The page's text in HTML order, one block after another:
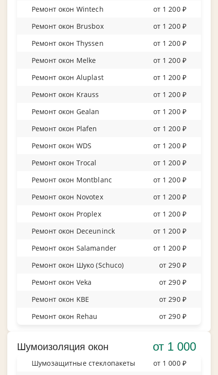
Ремонт окон Wintech
от 1 200 ₽
Ремонт окон Brusbox
от 1 200 ₽
Ремонт окон Thyssen
от 1 200 ₽
Ремонт окон Melke
от 1 200 ₽
Ремонт окон Aluplast
от 1 200 ₽
Ремонт окон Krauss
от 1 200 ₽
Ремонт окон Gealan
от 1 200 ₽
Ремонт окон Plafen
от 1 200 ₽
Ремонт окон WDS
от 1 200 ₽
Ремонт окон Trocal
от 1 200 ₽
Ремонт окон Montblanc
от 1 200 ₽
Ремонт окон Novotex
от 1 200 ₽
Ремонт окон Proplex
от 1 200 ₽
Ремонт окон Deceuninck
от 1 200 ₽
Ремонт окон Salamander
от 1 200 ₽
Ремонт окон Шуко (Schuco)
от 290 ₽
Ремонт окон Veka
от 290 ₽
Ремонт окон KBE
от 290 ₽
Ремонт окон Rehau
от 290 ₽
Шумоизоляция окон от 1 000
Шумозащитные стеклопакеты
от 1 000 ₽